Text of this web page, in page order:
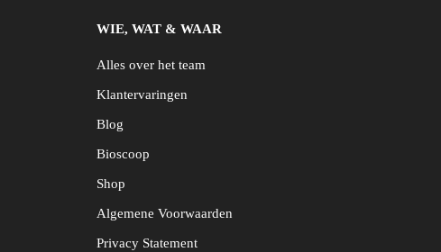
WIE, WAT & WAAR
Alles over het team
Klantervaringen
Blog
Bioscoop
Shop
Algemene Voorwaarden
Privacy Statement